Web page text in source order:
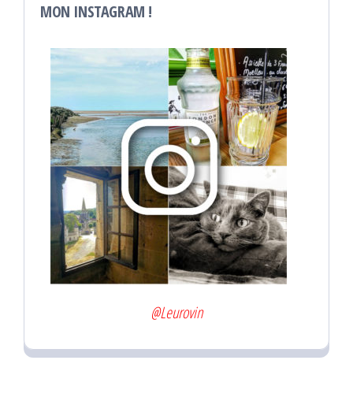
MON INSTAGRAM !
@Leurovin